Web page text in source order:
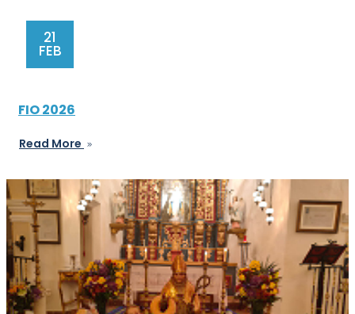
21
FEB
FIO 2026
Read More